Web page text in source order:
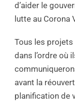
d’aider le
lutte au Corona
Tous les
dans l’ordre où
avant la
planification de